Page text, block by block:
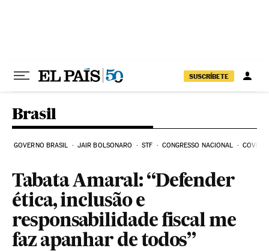
SUSCRÍBETE
Brasil
GOVERNO BRASIL JAIR BOLSONARO STF CONGRESSO NACIONAL COVID-
Tabata Amaral: “Defender
ética, inclusão e
responsabilidade fiscal me
faz apanhar de todos”